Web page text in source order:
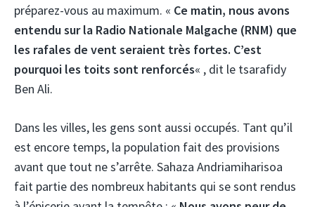
préparez-vous au maximum. « Ce matin, nous avons
entendu sur la Radio Nationale Malgache (RNM) que
les rafales de vent seraient très fortes. C’est
pourquoi les toits sont renforcés« , dit le tsarafidy
Ben Ali.
Dans les villes, les gens sont aussi occupés. Tant qu’il
est encore temps, la population fait des provisions
avant que tout ne s’arrête. Sahaza Andriamiharisoa
fait partie des nombreux habitants qui se sont rendus